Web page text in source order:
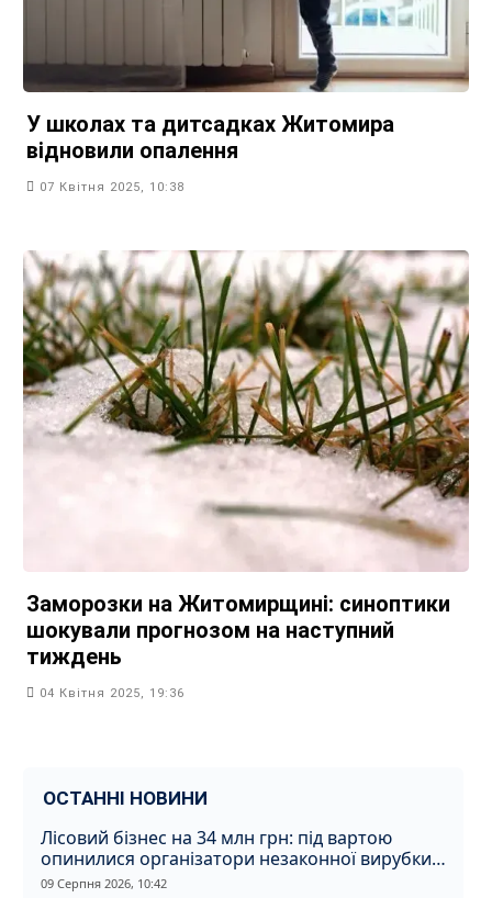
У школах та дитсадках Житомира
відновили опалення
07 Квітня 2025, 10:38
Заморозки на Житомирщині: синоптики
шокували прогнозом на наступний
тиждень
04 Квітня 2025, 19:36
ОСТАННІ НОВИНИ
Лісовий бізнес на 34 млн грн: під вартою
опинилися організатори незаконної вирубки
на Житомирщині
09 Серпня 2026, 10:42